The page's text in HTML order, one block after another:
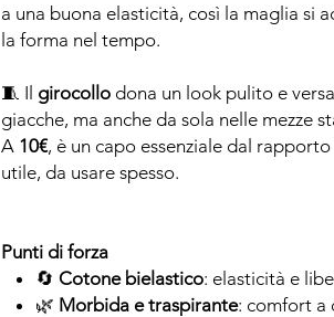
a una buona elasticità, così la maglia si
la forma nel tempo.
🧵 Il girocollo dona un look pulito e
giacche, ma anche da sola nelle mezze
A 10€, è un capo essenziale dal
utile, da usare spesso.
Punti di forza
🔄 Cotone bielastico: elasticità e
🌿 Morbida e traspirante: comfort a